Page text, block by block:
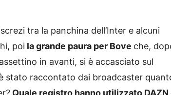
tra la panchina dell’Inter e alcuni
poi la grande paura per Bove che,
in avanti, si è accasciato sul
stato raccontato dai broadcaster
Quale registro hanno utilizzato DAZN